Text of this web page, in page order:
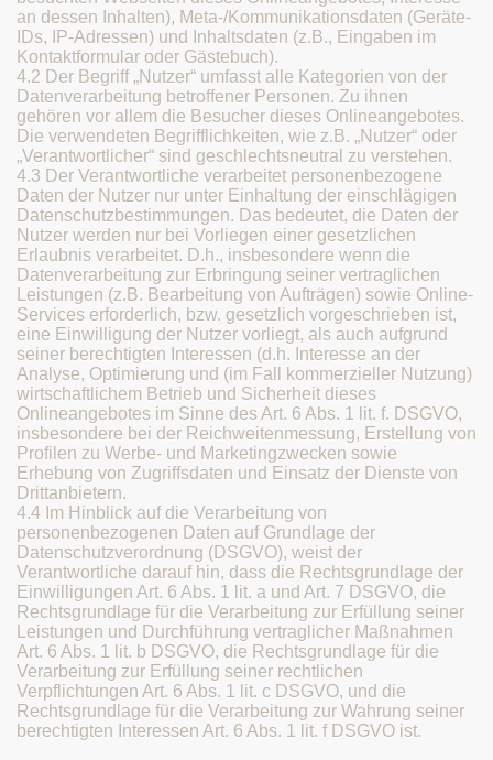
an dessen Inhalten), Meta-/Kommunikationsdaten (Geräte-
IDs, IP-Adressen) und Inhaltsdaten (z.B., Eingaben im
Kontaktformular oder Gästebuch).
4.2 Der Begriff „Nutzer“ umfasst alle Kategorien von der
Datenverarbeitung betroffener Personen. Zu ihnen
gehören vor allem die Besucher dieses Onlineangebotes.
Die verwendeten Begrifflichkeiten, wie z.B. „Nutzer“ oder
„Verantwortlicher“ sind geschlechtsneutral zu verstehen.
4.3 Der Verantwortliche verarbeitet personenbezogene
Daten der Nutzer nur unter Einhaltung der einschlägigen
Datenschutzbestimmungen. Das bedeutet, die Daten der
Nutzer werden nur bei Vorliegen einer gesetzlichen
Erlaubnis verarbeitet. D.h., insbesondere wenn die
Datenverarbeitung zur Erbringung seiner vertraglichen
Leistungen (z.B. Bearbeitung von Aufträgen) sowie Online-
Services erforderlich, bzw. gesetzlich vorgeschrieben ist,
eine Einwilligung der Nutzer vorliegt, als auch aufgrund
seiner berechtigten Interessen (d.h. Interesse an der
Analyse, Optimierung und (im Fall kommerzieller Nutzung)
wirtschaftlichem Betrieb und Sicherheit dieses
Onlineangebotes im Sinne des Art. 6 Abs. 1 lit. f. DSGVO,
insbesondere bei der Reichweitenmessung, Erstellung von
Profilen zu Werbe- und Marketingzwecken sowie
Erhebung von Zugriffsdaten und Einsatz der Dienste von
Drittanbietern.
4.4 Im Hinblick auf die Verarbeitung von
personenbezogenen Daten auf Grundlage der
Datenschutzverordnung (DSGVO), weist der
Verantwortliche darauf hin, dass die Rechtsgrundlage der
Einwilligungen Art. 6 Abs. 1 lit. a und Art. 7 DSGVO, die
Rechtsgrundlage für die Verarbeitung zur Erfüllung seiner
Leistungen und Durchführung vertraglicher Maßnahmen
Art. 6 Abs. 1 lit. b DSGVO, die Rechtsgrundlage für die
Verarbeitung zur Erfüllung seiner rechtlichen
Verpflichtungen Art. 6 Abs. 1 lit. c DSGVO, und die
Rechtsgrundlage für die Verarbeitung zur Wahrung seiner
berechtigten Interessen Art. 6 Abs. 1 lit. f DSGVO ist.